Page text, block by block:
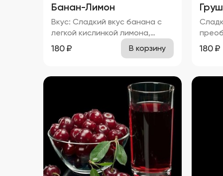
Банан-Лимон
Вкус: Сладкий вкус банана с
легкой кислинкой лимона,
молочный оттенок и
характерный привкус водки.
лимона с нотками молока и
180₽ В корзину
сахара. Запах:
180 ₽